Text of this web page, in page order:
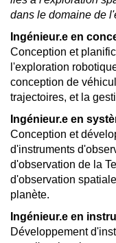
dans le domaine de
Ingénieur.e en
Conception et
l'exploration
conception de
trajectoires, et la
Ingénieur.e en
Conception et
d'instruments
d'observation de la
d'observation
planète.
Ingénieur.e en
Développement